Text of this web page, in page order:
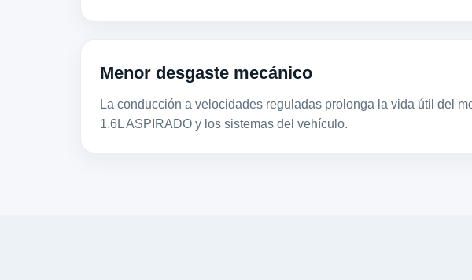
Menor desgaste mecánico
La conducción a velocidades reguladas prolonga la vida útil del
1.6L ASPIRADO y los sistemas del vehículo.